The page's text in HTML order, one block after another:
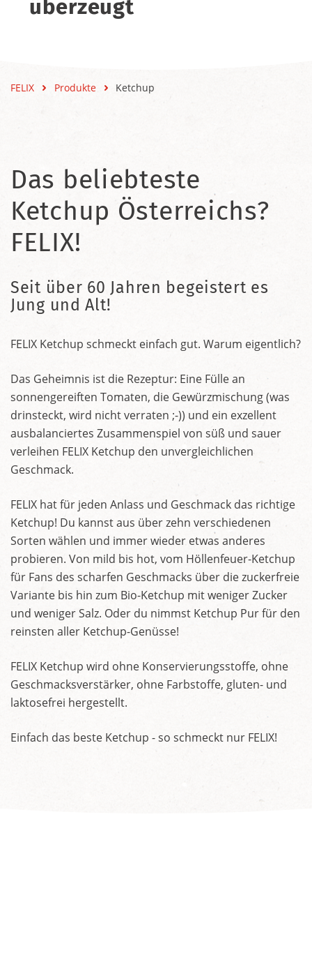
überzeugt
FELIX Produkte Ketchup
Das beliebteste
Ketchup Österreichs?
FELIX!
Seit über 60 Jahren begeistert es
Jung und Alt!
FELIX Ketchup schmeckt einfach gut. Warum eigentlich?
Das Geheimnis ist die Rezeptur: Eine Fülle an
sonnengereiften Tomaten, die Gewürzmischung (was
drinsteckt, wird nicht verraten ;-)) und ein exzellent
ausbalanciertes Zusammenspiel von süß und sauer
verleihen FELIX Ketchup den unvergleichlichen
Geschmack.
FELIX hat für jeden Anlass und Geschmack das richtige
Ketchup! Du kannst aus über zehn verschiedenen
Sorten wählen und immer wieder etwas anderes
probieren. Von mild bis hot, vom Höllenfeuer-Ketchup
für Fans des scharfen Geschmacks über die zuckerfreie
Variante bis hin zum Bio-Ketchup mit weniger Zucker
und weniger Salz. Oder du nimmst Ketchup Pur für den
reinsten aller Ketchup-Genüsse!
FELIX Ketchup wird ohne Konservierungsstoffe, ohne
Geschmacksverstärker, ohne Farbstoffe, gluten- und
laktosefrei hergestellt.
Einfach das beste Ketchup - so schmeckt nur FELIX!